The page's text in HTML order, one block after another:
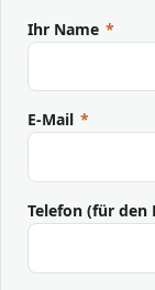
Ihr Name *
E-Mail *
Telefon (für den